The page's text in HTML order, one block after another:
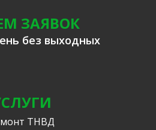
ЗАЯВОК
без выходных
ТНВД